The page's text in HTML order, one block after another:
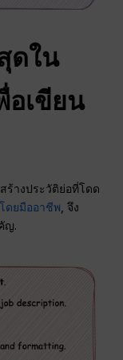
ดใน
อเขียน
ร้างประวัติย่อที่โดด
ดยมืออาชีพ , จึง
ญ.